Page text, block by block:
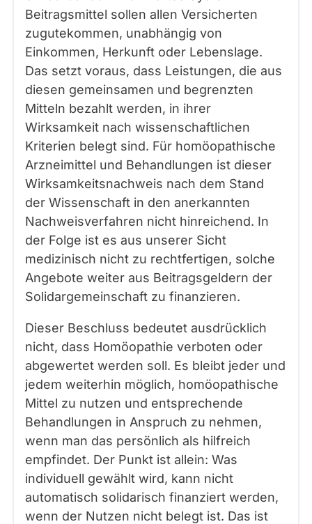
Beitragsmittel sollen allen Versicherten
zugutekommen, unabhängig von
Einkommen, Herkunft oder Lebenslage.
Das setzt voraus, dass Leistungen, die aus
diesen gemeinsamen und begrenzten
Mitteln bezahlt werden, in ihrer
Wirksamkeit nach wissenschaftlichen
Kriterien belegt sind. Für homöopathische
Arzneimittel und Behandlungen ist dieser
Wirksamkeitsnachweis nach dem Stand
der Wissenschaft in den anerkannten
Nachweisverfahren nicht hinreichend. In
der Folge ist es aus unserer Sicht
medizinisch nicht zu rechtfertigen, solche
Angebote weiter aus Beitragsgeldern der
Solidargemeinschaft zu finanzieren.
Dieser Beschluss bedeutet ausdrücklich
nicht, dass Homöopathie verboten oder
abgewertet werden soll. Es bleibt jeder und
jedem weiterhin möglich, homöopathische
Mittel zu nutzen und entsprechende
Behandlungen in Anspruch zu nehmen,
wenn man das persönlich als hilfreich
empfindet. Der Punkt ist allein: Was
individuell gewählt wird, kann nicht
automatisch solidarisch finanziert werden,
wenn der Nutzen nicht belegt ist. Das ist